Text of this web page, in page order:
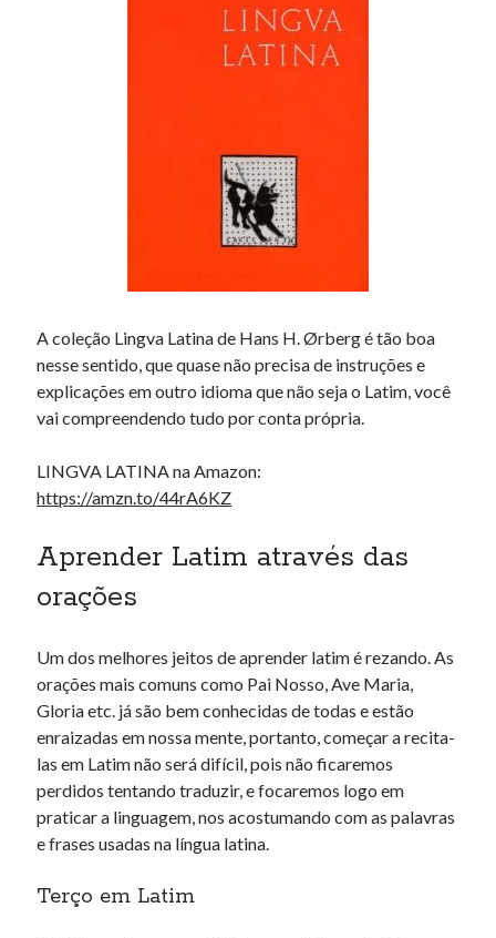
A coleção Lingva Latina de Hans H. Ørberg é tão boa
nesse sentido, que quase não precisa de instruções e
explicações em outro idioma que não seja o Latim, você
vai compreendendo tudo por conta própria.
LINGVA LATINA na Amazon:
https://amzn.to/44rA6KZ
Aprender Latim através das
orações
Um dos melhores jeitos de aprender latim é rezando. As
orações mais comuns como Pai Nosso, Ave Maria,
Gloria etc. já são bem conhecidas de todas e estão
enraizadas em nossa mente, portanto, começar a recita-
las em Latim não será difícil, pois não ficaremos
perdidos tentando traduzir, e focaremos logo em
praticar a linguagem, nos acostumando com as palavras
e frases usadas na língua latina.
Terço em Latim